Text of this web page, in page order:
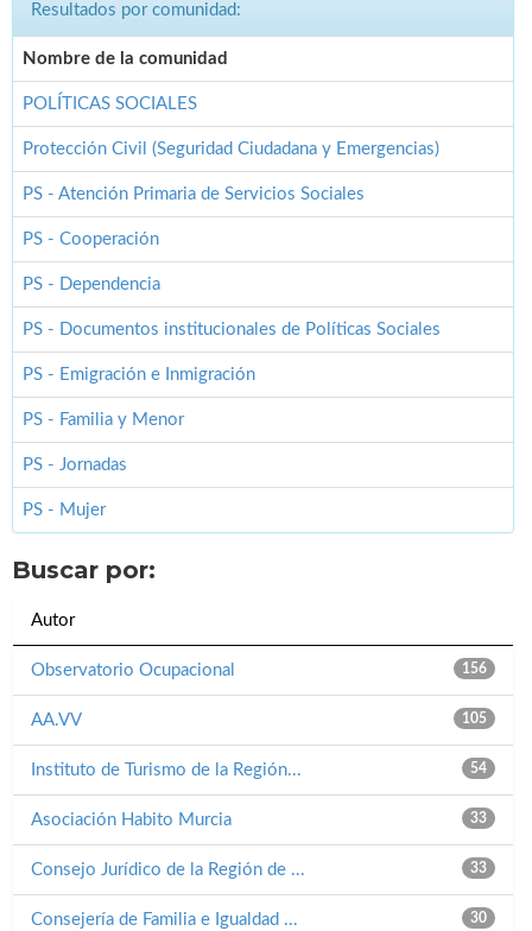
Resultados por comunidad:
Nombre de la comunidad
POLÍTICAS SOCIALES
Protección Civil (Seguridad Ciudadana y Emergencias)
PS - Atención Primaria de Servicios Sociales
PS - Cooperación
PS - Dependencia
PS - Documentos institucionales de Políticas Sociales
PS - Emigración e Inmigración
PS - Familia y Menor
PS - Jornadas
PS - Mujer
Buscar por:
Autor
156
Observatorio Ocupacional
105
AA.VV
54
Instituto de Turismo de la Región...
33
Asociación Habito Murcia
33
Consejo Jurídico de la Región de ...
30
Consejería de Familia e Igualdad ...